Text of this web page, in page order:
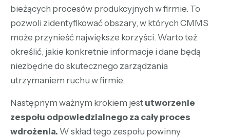
bieżących procesów produkcyjnych w firmie. To
pozwoli zidentyfikować obszary, w których CMMS
może przynieść największe korzyści. Warto też
określić, jakie konkretnie informacje i dane będą
niezbędne do skutecznego zarządzania
utrzymaniem ruchu w firmie.
Następnym ważnym krokiem jest utworzenie
zespołu odpowiedzialnego za cały proces
wdrożenia. W skład tego zespołu powinny